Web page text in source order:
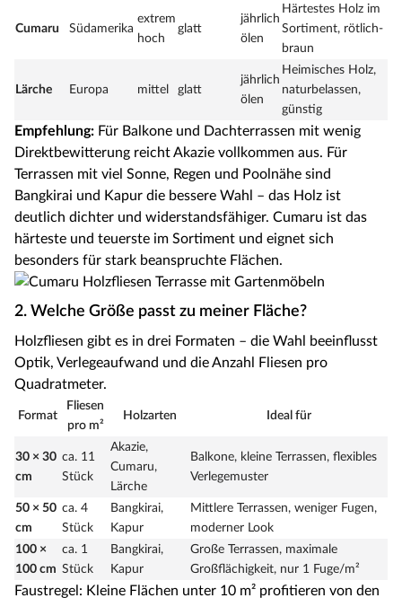
Cumaru Südamerika
extrem
hoch
glatt
jährlich
ölen
Härtestes Holz im
Sortiment, rötlich-
braun
Lärche Europa mittel glatt
jährlich
ölen
Heimisches Holz,
naturbelassen,
günstig
Empfehlung: Für Balkone und Dachterrassen mit wenig
Direktbewitterung reicht Akazie vollkommen aus. Für
Terrassen mit viel Sonne, Regen und Poolnähe sind
Bangkirai und Kapur die bessere Wahl – das Holz ist
deutlich dichter und widerstandsfähiger. Cumaru ist das
härteste und teuerste im Sortiment und eignet sich
besonders für stark beanspruchte Flächen.
2. Welche Größe passt zu meiner Fläche?
Holzfliesen gibt es in drei Formaten – die Wahl beeinflusst
Optik, Verlegeaufwand und die Anzahl Fliesen pro
Quadratmeter.
Format
Fliesen
pro m²
Holzarten Ideal für
30 × 30
cm
ca. 11
Stück
Akazie,
Cumaru,
Lärche
Balkone, kleine Terrassen, flexibles
Verlegemuster
50 × 50
cm
ca. 4
Stück
Bangkirai,
Kapur
Mittlere Terrassen, weniger Fugen,
moderner Look
100 ×
100 cm
ca. 1
Stück
Bangkirai,
Kapur
Große Terrassen, maximale
Großflächigkeit, nur 1 Fuge/m²
Faustregel: Kleine Flächen unter 10 m² profitieren von den